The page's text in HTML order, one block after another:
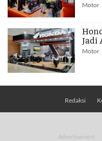
Motor
Jadi
Motor
Redaksi